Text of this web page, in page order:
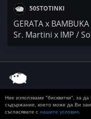
50STOTINKI
GERATA x BAMBUKA
Sr. Martini x IMP / So
© 2020 50 STOTINKI
ДОСТАВКА,
Ние използваме "бисквитки", за
съдържание, което може да Ви
съгласявате с нашите условия.